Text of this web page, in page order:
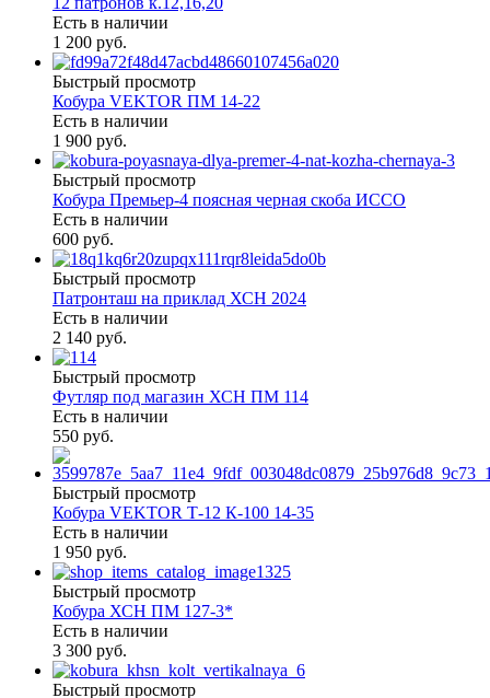
Есть в наличии
1 200 руб.
Быстрый просмотр
Кобура VEKTOR ПМ 14-22
Есть в наличии
1 900 руб.
Быстрый просмотр
Кобура Премьер-4 поясная черная скоба ИССО
Есть в наличии
600 руб.
Быстрый просмотр
Патронташ на приклад ХСН 2024
Есть в наличии
2 140 руб.
Быстрый просмотр
Футляр под магазин ХСН ПМ 114
Есть в наличии
550 руб.
Быстрый просмотр
Кобура VEKTOR Т-12 К-100 14-35
Есть в наличии
1 950 руб.
Быстрый просмотр
Кобура ХСН ПМ 127-3*
Есть в наличии
3 300 руб.
Быстрый просмотр